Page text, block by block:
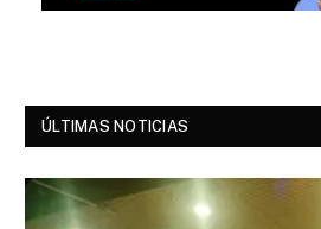
ÚLTIMAS NOTICIAS